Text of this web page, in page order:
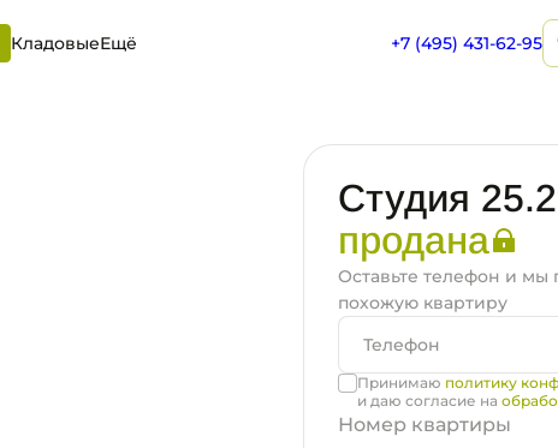
КладовыеЕщё +7 (495) 431-62-95
Студия
продана
Оставьте телефон и мы
похожую квартиру
Принимаю политику
и даю согласие на
Номер квартиры